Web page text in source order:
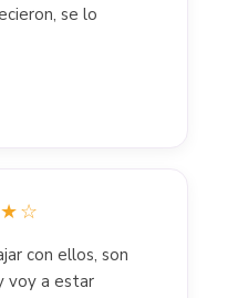
se lo
con ellos, son
voy a estar